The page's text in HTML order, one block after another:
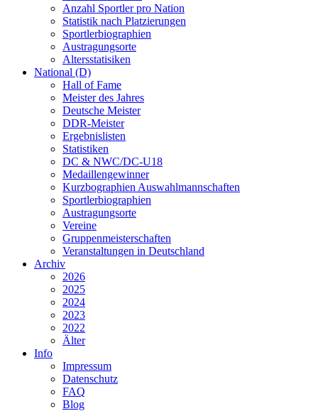
Anzahl Sportler pro Nation
Statistik nach Platzierungen
Sportlerbiographien
Austragungsorte
Altersstatisiken
National (D)
Hall of Fame
Meister des Jahres
Deutsche Meister
DDR-Meister
Ergebnislisten
Statistiken
DC & NWC/DC-U18
Medaillengewinner
Kurzbographien Auswahlmannschaften
Sportlerbiographien
Austragungsorte
Vereine
Gruppenmeisterschaften
Veranstaltungen in Deutschland
Archiv
2026
2025
2024
2023
2022
Älter
Info
Impressum
Datenschutz
FAQ
Blog